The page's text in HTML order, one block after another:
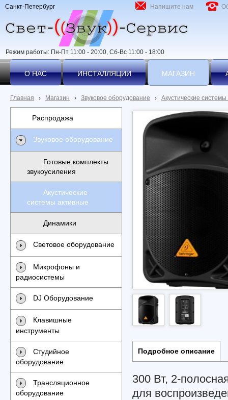
Режим работы: Пн-Пт 11:00 - 20:00, Сб-Вс 11:00 - 18:00
Напишите нам
Санкт-Петербург
О НАС ИНСТАЛЛЯЦИИ МАГАЗИН
Главная › Магазин › Звуковое оборудование › Акустические
Распродажа
Звуковое оборудование
Готовые комплекты
звукоусиления
Акустические
системы активные
Динамики
Световое оборудование
Микрофоны и
радиосистемы
DJ Оборудование
Клавишные
инструменты
Студийное
оборудование
Трансляционное
оборудование
Подробное описание
300 Вт, 2-
для